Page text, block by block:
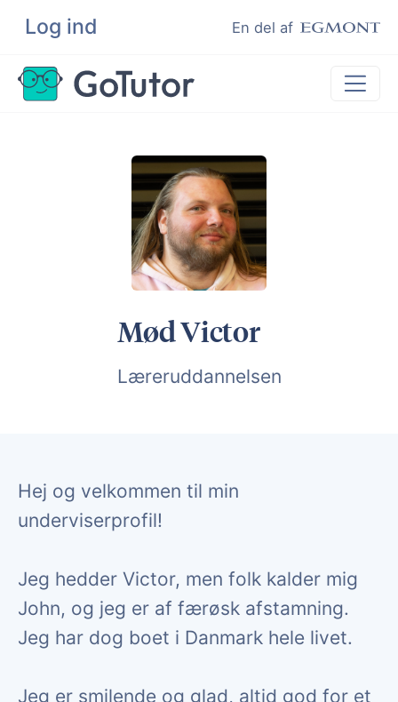
Log ind En del af
Søg
Lektiehjælp
Hjælp til ordblinde
Kundeudtalelser
Undervisere
Mød Victor
Læreruddannelsen
Hej og velkommen til min
underviserprofil!
Jeg hedder Victor, men folk kalder mig
John, og jeg er af færøsk afstamning.
Jeg har dog boet i Danmark hele livet.
Jeg er smilende og glad, altid god for et